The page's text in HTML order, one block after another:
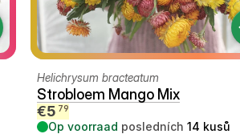
Helichrysum bracteatum
Strobloem Mango Mix
€5 79
Op voorraad posledních 14 kusů